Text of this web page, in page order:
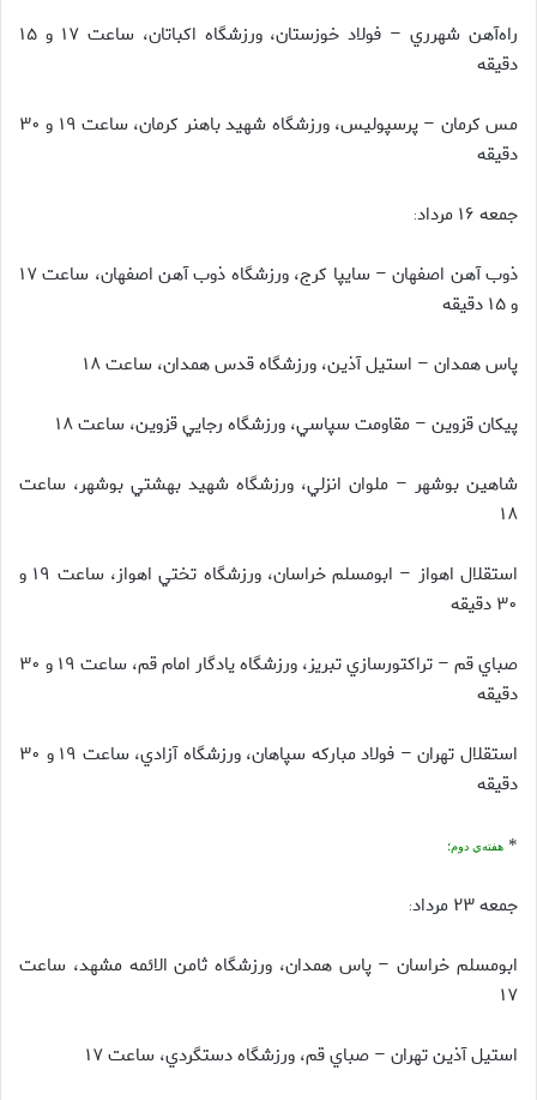
راه‌آهن شهرري – فولاد خوزستان، ورزشگاه اكباتان، ساعت ۱۷ و ۱۵
دقيقه
مس كرمان – پرسپولیس، ورزشگاه شهيد باهنر كرمان، ساعت ۱۹ و ۳۰
دقيقه
جمعه ۱۶ مرداد :
ذوب آهن اصفهان – سايپا كرج، ورزشگاه ذوب آهن اصفهان، ساعت ۱۷
و ۱۵ دقيقه
پاس همدان – استيل آذين، ورزشگاه قدس همدان، ساعت ۱۸
پيكان قزوين – مقاومت سپاسي، ورزشگاه رجايي قزوين، ساعت ۱۸
شاهين بوشهر – ملوان انزلي، ورزشگاه شهيد بهشتي بوشهر، ساعت
۱۸
استقلال اهواز – ابومسلم خراسان، ورزشگاه تختي اهواز، ساعت ۱۹ و
۳۰ دقيقه
صباي قم – تراكتورسازي تبريز، ورزشگاه يادگار امام قم، ساعت ۱۹ و ۳۰
دقيقه
استقلال تهران – فولاد مباركه سپاهان، ورزشگاه آزادي، ساعت ۱۹ و ۳۰
دقيقه
* هفته‌ي دوم؛
جمعه ۲۳ مرداد :
ابومسلم خراسان – پاس همدان، ورزشگاه ثامن الائمه مشهد، ساعت
۱۷
استيل آذين تهران – صباي قم، ورزشگاه دستگردي، ساعت ۱۷